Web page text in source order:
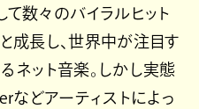
て数々のバイラルヒット
成長し、世界中が注目す
ネット音楽。しかし実態
などアーティストによっ